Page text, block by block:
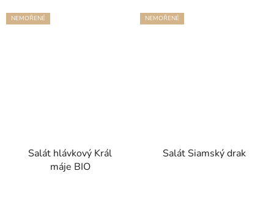
NEMOŘENÉ
Salát hlávkový Král
máje BIO
NEMOŘENÉ
Salát Siamský drak